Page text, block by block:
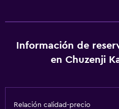
Información de
en Chuzenji
Relación calidad-precio